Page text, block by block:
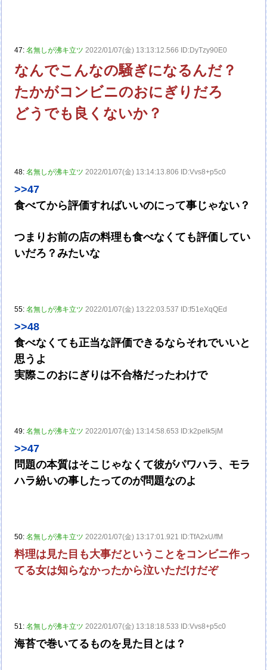
47:名無しが沸キ立ツ 2022/01/07(金) 13:13:12.566 ID:DyTzy90E0
なんでこんなの騒ぎになるんだ？
たかがコンビニのおにぎりだろ
どうでも良くないか？
48:名無しが沸キ立ツ 2022/01/07(金) 13:14:13.806 ID:Vvs8+p5c0
>>47
食べてから評価すればいいのにって事じゃない？
つまりお前の店の料理も食べなくても評価してい
いだろ？みたいな
55:名無しが沸キ立ツ 2022/01/07(金) 13:22:03.537 ID:f51eXqQEd
>>48
食べなくても正当な評価できるならそれでいいと
思うよ
実際このおにぎりは不合格だったわけで
49:名無しが沸キ立ツ 2022/01/07(金) 13:14:58.653 ID:k2pelk5jM
>>47
問題の本質はそこじゃなくて彼がパワハラ、モラ
ハラ紛いの事したってのが問題なのよ
50:名無しが沸キ立ツ 2022/01/07(金) 13:17:01.921 ID:TfA2xU/fM
料理は見た目も大事だということをコンビニ作っ
てる女は知らなかったから泣いただけだぞ
51:名無しが沸キ立ツ 2022/01/07(金) 13:18:18.533 ID:Vvs8+p5c0
海苔で巻いてるものを見た目とは？